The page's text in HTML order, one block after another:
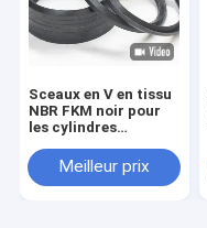
Sceaux en V en tissu
NBR FKM noir pour
les cylindres
piston et à chevron
Meilleur prix